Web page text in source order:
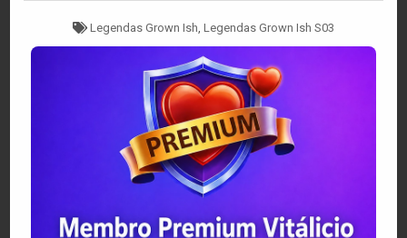
Tagged
Legendas Grown Ish, Legendas Grown Ish S03